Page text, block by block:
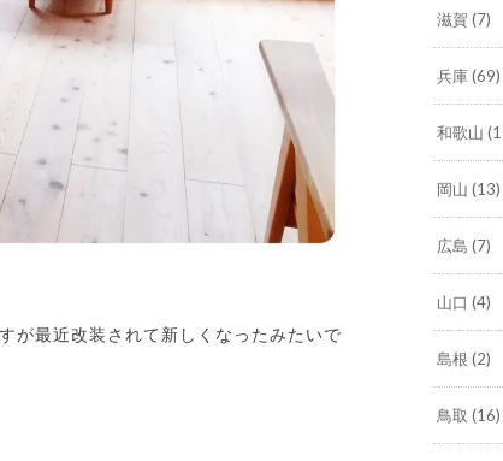
が最近改装されて新しくなったみたいで
滋賀 (7)
兵庫(69)
和歌山
岡山 (13)
広島 (7)
山口 (4)
島根 (2)
鳥取 (16)